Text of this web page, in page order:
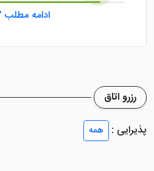
سرمایشی و گرمایشی، مبل،
ادامه مطلب
رزرو اتاق
پذیرایی :
همه